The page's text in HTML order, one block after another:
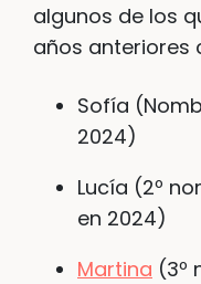
algunos de los
años anteriores
Sofía
2024)
Lucía (2º
en 2024)
Martina (3º